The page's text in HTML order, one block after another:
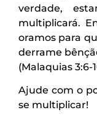
verdade,
multiplicará.
oramos para
derrame
(Malaquias 3:6-
Ajude com o
se multiplicar!